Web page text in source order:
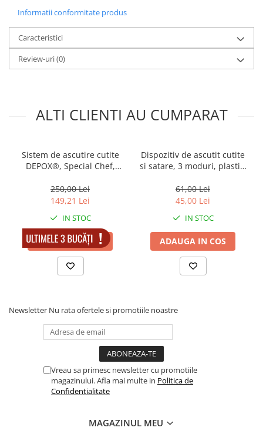
Masini de gaurit si insurubat
INSTRUMENTE MUZICALE
Accesorii chitara
Accesorii vioara-viola
CLARINET
Orga electronica
Informatii conformitate produs
Caracteristici
Review-uri(0)
ALTI CLIENTI AU CUMPARAT
Sistem de ascutire cutite
DEPOX®, Special Chef,
250,00 Lei
149,21 Lei
IN STOC
ADAUGA IN COS
Dispozitiv de ascutit cutite
si satare, 3 moduri, plastic,
61,00 Lei
45,00 Lei
IN STOC
ADAUGA IN COS
Newsletter Nu rata ofertele si promotiile noastre
Vreau sa primesc newsletter cu promotiile
magazinului. Afla mai multe in Politica de
Confidentialitate
MAGAZINUL MEU